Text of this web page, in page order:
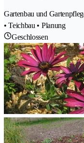
Gartenbau und
• Teichbau • Planung
Geschlossen